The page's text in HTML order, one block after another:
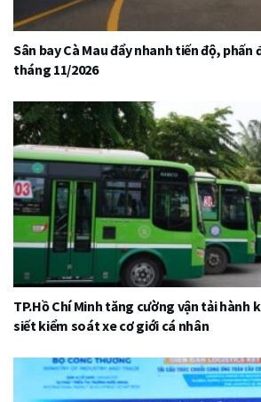
Sân bay Cà Mau đẩy nhanh tiến độ, phấn
tháng 11/2026
TP.Hồ Chí Minh tăng cường vận tải hành
siết kiểm soát xe cơ giới cá nhân